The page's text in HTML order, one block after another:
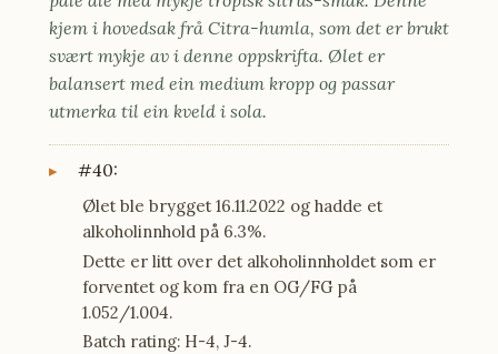
kjem i hovedsak frå Citra-humla, som det er brukt
svært mykje av i denne oppskrifta. Ølet er
balansert med ein medium kropp og passar
utmerka til ein kveld i sola.
#40:
Ølet ble brygget 16.11.2022 og hadde et
alkoholinnhold på 6.3%.
Dette er litt over det alkoholinnholdet som er
forventet og kom fra en OG/FG på
1.052/1.004.
Batch rating: H-4, J-4.